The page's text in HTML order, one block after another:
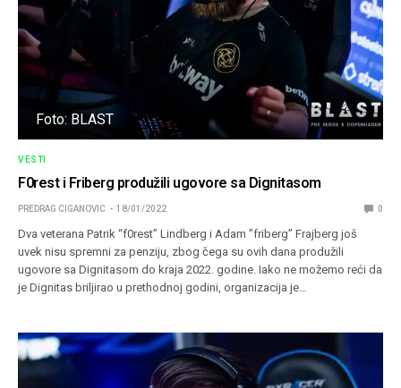
Foto: BLAST
VESTI
F0rest i Friberg produžili ugovore sa Dignitasom
PREDRAG CIGANOVIC 18/01/2022 0
Dva veterana Patrik “⁠f0rest⁠” Lindberg i Adam ”friberg” Frajberg još
uvek nisu spremni za penziju, zbog čega su ovih dana produžili
ugovore sa Dignitasom do kraja 2022. godine. Iako ne možemo reći da
je Dignitas briljirao u prethodnoj godini, organizacija je…